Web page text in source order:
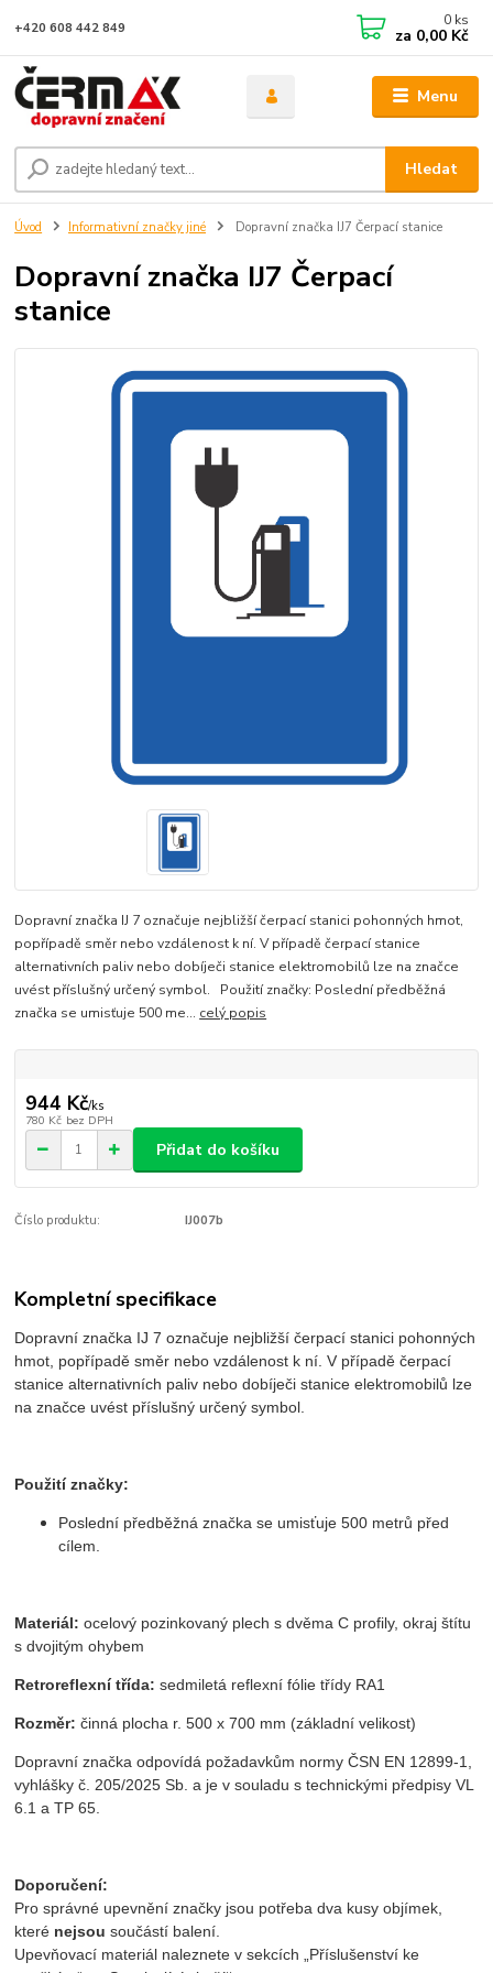
Menu
Hledat
+420 608 442 849 0 ks
za 0,00 Kč
Úvod Informativní značky jiné Dopravní značka IJ7 Čerpací stanice
Dopravní značka IJ7 Čerpací
stanice
Dopravní značka IJ 7 označuje nejbližší čerpací stanici pohonných hmot,
popřípadě směr nebo vzdálenost k ní. V případě čerpací stanice
alternativních paliv nebo dobíječi stanice elektromobilů lze na značce
uvést příslušný určený symbol. Použití značky: Poslední předběžná
značka se umisťuje 500 me... celý popis
944 Kč/ks
780 Kč bez DPH
Přidat do košíku
Číslo produktu: IJ007b
Kompletní specifikace
Dopravní značka IJ 7 označuje nejbližší čerpací stanici pohonných
hmot, popřípadě směr nebo vzdálenost k ní. V případě čerpací
stanice alternativních paliv nebo dobíječi stanice elektromobilů lze
na značce uvést příslušný určený symbol.
Použití značky:
Poslední předběžná značka se umisťuje 500 metrů před
cílem.
Materiál: ocelový pozinkovaný plech s dvěma C profily, okraj štítu
s dvojitým ohybem
Retroreflexní třída: sedmiletá reflexní fólie třídy RA1
Rozměr: činná plocha r. 500 x 700 mm (základní velikost)
Dopravní značka odpovídá požadavkům normy ČSN EN 12899-1,
vyhlášky č. 205/2025 Sb. a je v souladu s technickými předpisy VL
6.1 a TP 65.
Doporučení:
Pro správné upevnění značky jsou potřeba dva kusy objímek,
které nejsou součástí balení.
Upevňovací materiál naleznete v sekcích „Příslušenství ke